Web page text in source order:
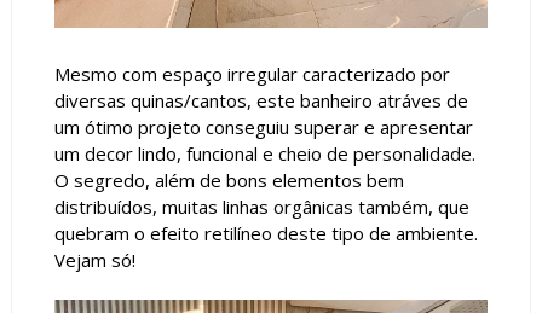
Mesmo com espaço irregular caracterizado por
diversas quinas/cantos, este banheiro atráves de
um ótimo projeto conseguiu superar e apresentar
um decor lindo, funcional e cheio de personalidade.
O segredo, além de bons elementos bem
distribuídos, muitas linhas orgânicas também, que
quebram o efeito retilíneo deste tipo de ambiente.
Vejam só!